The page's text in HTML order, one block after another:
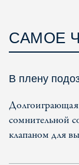
САМОЕ
В плену
сомнительной
клапаном для